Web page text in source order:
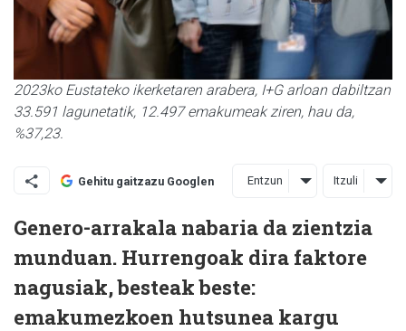
2023ko Eustateko ikerketaren arabera, I+G arloan dabiltzan
33.591 lagunetatik, 12.497 emakumeak ziren, hau da,
%37,23.
Gehitu gaitzazu Googlen Entzun Itzuli
Genero-arrakala nabaria da zientzia
munduan. Hurrengoak dira faktore
nagusiak, besteak beste:
emakumezkoen hutsunea kargu